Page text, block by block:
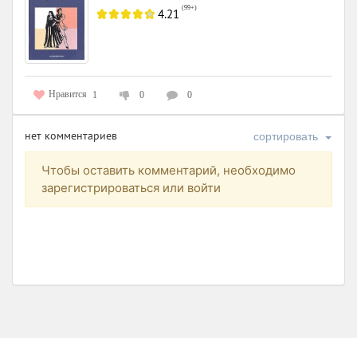
4.21 (99+)
Нравится 1 0 0